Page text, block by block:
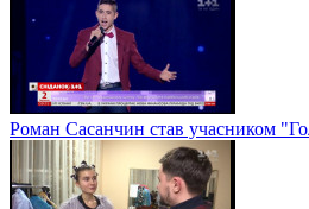
Роман Сасанчин став учасником